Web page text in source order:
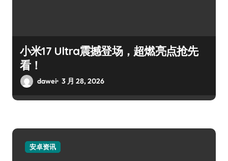
小米17 Ultra震撼登场，超燃亮点抢先
看！
dawei 3 月 28, 2026
安卓资讯